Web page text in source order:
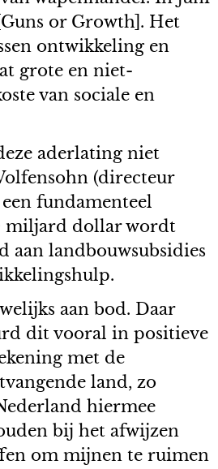
or Growth]. Het
ontwikkeling en
grote en niet-
van sociale en
aderlating niet
(directeur
fundamenteel
miljard dollar wordt
landbouwsubsidies
aan bod. Daar
dit vooral in positieve
met de
land, zo
hiermee
bij het afwijzen
om mijnen te ruimen